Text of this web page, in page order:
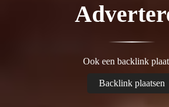
Ook een backlink
Backlink plaatsen